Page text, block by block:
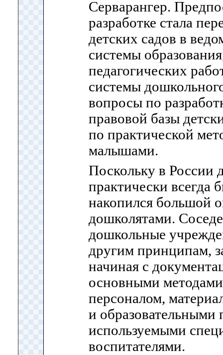
Серварангер.
разработке стала
детских садов в
системы
педагогических
системы
вопросы по
правовой базы
по практической
малышами.
Поскольку в России
практически всегда
накопился большой
дошколятами.
дошкольные
другим принципам,
начиная с
основными методами
персоналом,
и образовательными
используемыми
воспитателями.